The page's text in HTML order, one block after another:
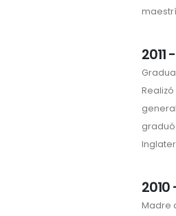
2011
graduó
Madre